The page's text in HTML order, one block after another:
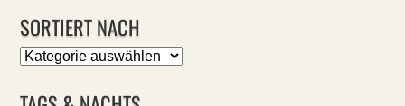
SORTIERT NACH
Sortiert